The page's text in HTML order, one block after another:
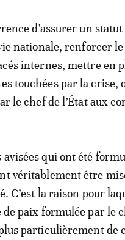
d'assurer un
nationale, renforcer
internes, mettre en
touchées par la
le chef de l’État aux
qui ont été
véritablement être
C’est la raison pour
paix formulée par le
particulièrement de